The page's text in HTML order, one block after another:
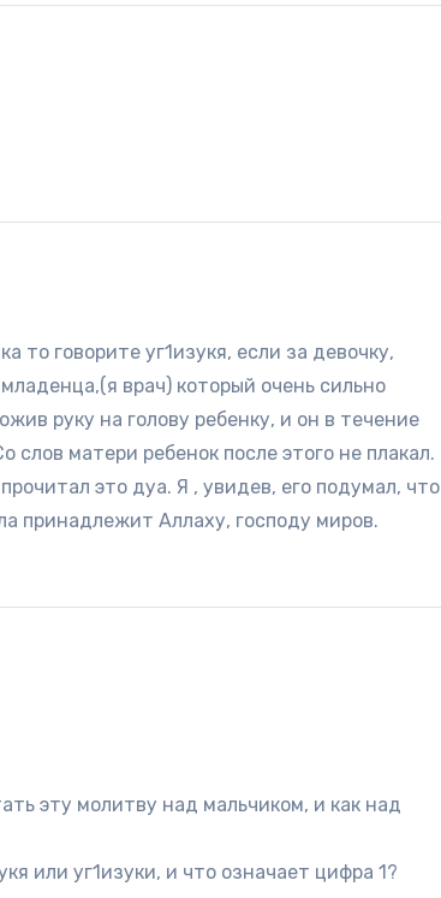
то говорите уг1изукя, если за девочку,
врач) который очень сильно
руку на голову ребенку, и он в течение
слов матери ребенок после этого не плакал.
это дуа. Я , увидев, его подумал, что
принадлежит Аллаху, господу миров.
эту молитву над мальчиком, и как над
или уг1изуки, и что означает цифра 1?